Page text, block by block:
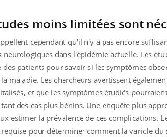
moins limitées sont
cependant qu'il n'y a pas encore
neurologiques dans l'épidémie actuelle. Les
des patients pour savoir si les symptômes
maladie. Les chercheurs avertissent
et que les symptômes étudiés
des cas plus bénins. Une enquête plus
estimer la prévalence de ces complications.
pour déterminer comment la variole